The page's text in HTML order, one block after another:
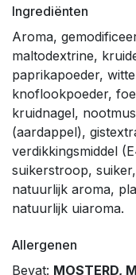
Ingrediënten
Aroma,
maltodextrine,
paprikapoeder,
knoflookpoeder,
kruidnagel,
(aardappel),
verdikkingsmiddel
suikerstroop,
natuurlijk aroma,
natuurlijk uiaroma.
Allergenen
Bevat: MOSTERD,